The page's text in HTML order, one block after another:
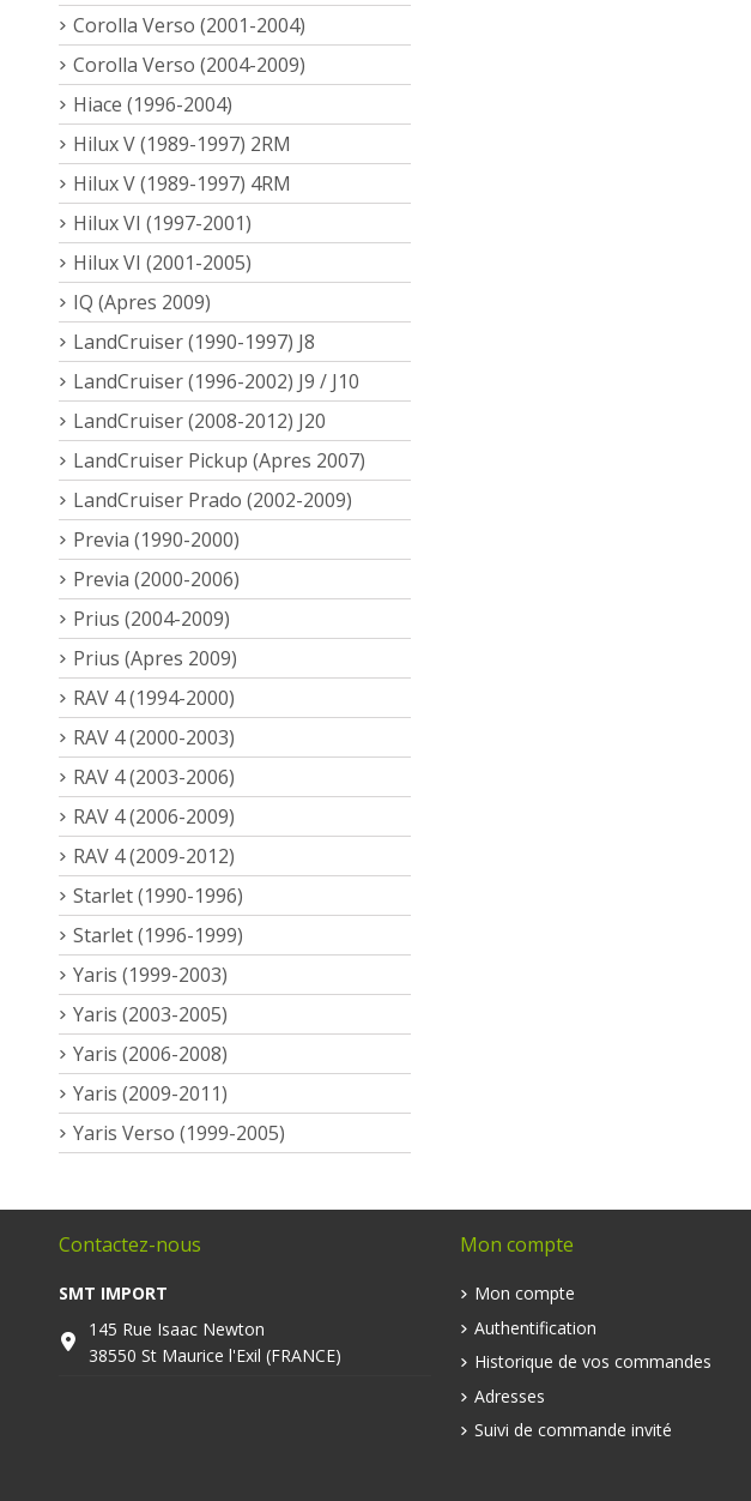
Corolla Verso (2001-2004)
Corolla Verso (2004-2009)
Hiace (1996-2004)
Hilux V (1989-1997) 2RM
Hilux V (1989-1997) 4RM
Hilux VI (1997-2001)
Hilux VI (2001-2005)
IQ (Apres 2009)
LandCruiser (1990-1997) J8
LandCruiser (1996-2002) J9 / J10
LandCruiser (2008-2012) J20
LandCruiser Pickup (Apres 2007)
LandCruiser Prado (2002-2009)
Previa (1990-2000)
Previa (2000-2006)
Prius (2004-2009)
Prius (Apres 2009)
RAV 4 (1994-2000)
RAV 4 (2000-2003)
RAV 4 (2003-2006)
RAV 4 (2006-2009)
RAV 4 (2009-2012)
Starlet (1990-1996)
Starlet (1996-1999)
Yaris (1999-2003)
Yaris (2003-2005)
Yaris (2006-2008)
Yaris (2009-2011)
Yaris Verso (1999-2005)
Contactez-nous
SMT IMPORT
145 Rue Isaac Newton
38550 St Maurice l'Exil (FRANCE)
Mon compte
Mon compte
Authentification
Historique de vos commandes
Adresses
Suivi de commande invité